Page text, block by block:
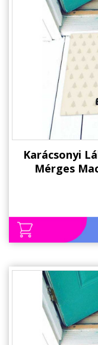
Karácsonyi
Mérges